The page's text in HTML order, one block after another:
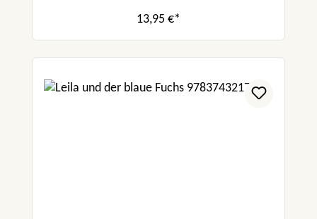
13,95 €*